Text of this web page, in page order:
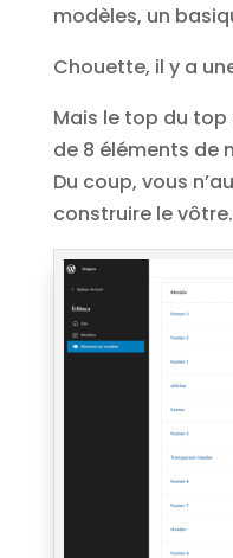
modèles, un
Chouette, il y a
Mais le top du top
de 8 éléments de
Du coup, vous
construire le vôtre.